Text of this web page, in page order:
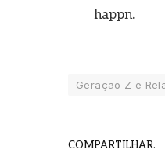
happn.
Geração Z e
COMPARTILHAR.